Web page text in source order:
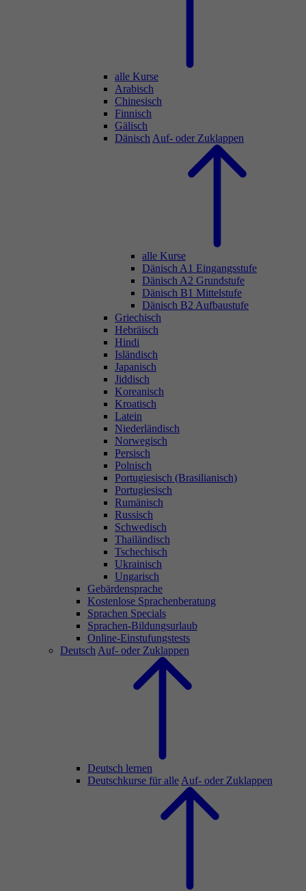
alle Kurse
Arabisch
Chinesisch
Finnisch
Gälisch
Dänisch Auf- oder Zuklappen
alle Kurse
Dänisch A1 Eingangsstufe
Dänisch A2 Grundstufe
Dänisch B1 Mittelstufe
Dänisch B2 Aufbaustufe
Griechisch
Hebräisch
Hindi
Isländisch
Japanisch
Jiddisch
Koreanisch
Kroatisch
Latein
Niederländisch
Norwegisch
Persisch
Polnisch
Portugiesisch (Brasilianisch)
Portugiesisch
Rumänisch
Russisch
Schwedisch
Thailändisch
Tschechisch
Ukrainisch
Ungarisch
Gebärdensprache
Kostenlose Sprachenberatung
Sprachen Specials
Sprachen-Bildungsurlaub
Online-Einstufungstests
Deutsch Auf- oder Zuklappen
Deutsch lernen
Deutschkurse für alle Auf- oder Zuklappen